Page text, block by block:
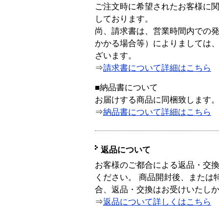
ご注文時に希望されたお客様に
しております。
尚、請求書は、営業時間内での
かかる場合等）によりましては
ざいます。
⇒請求書について詳細はこちら
■納品書について
お届けする商品に同梱致します。
⇒納品書について詳細はこちら
返品について
お客様のご都合による返品・交
ください。 商品開封後、または
合、返品・交換はお受けいたし
⇒返品について詳しくはこちら